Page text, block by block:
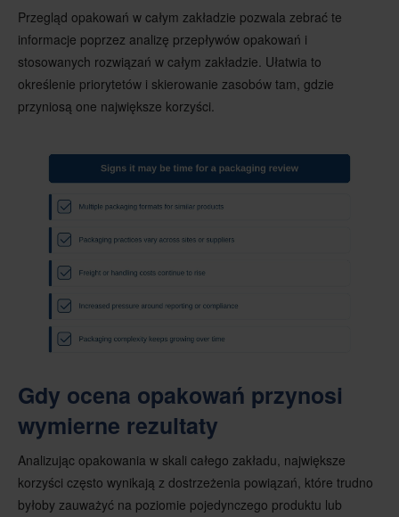
Przegląd opakowań w całym zakładzie pozwala zebrać te
informacje poprzez analizę przepływów opakowań i
stosowanych rozwiązań w całym zakładzie. Ułatwia to
określenie priorytetów i skierowanie zasobów tam, gdzie
przyniosą one największe korzyści.
Gdy ocena opakowań przynosi
wymierne rezultaty
Analizując opakowania w skali całego zakładu, największe
korzyści często wynikają z dostrzeżenia powiązań, które trudno
byłoby zauważyć na poziomie pojedynczego produktu lub